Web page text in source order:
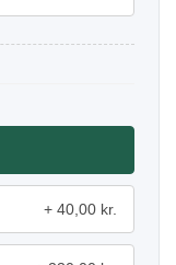
40,00 kr.